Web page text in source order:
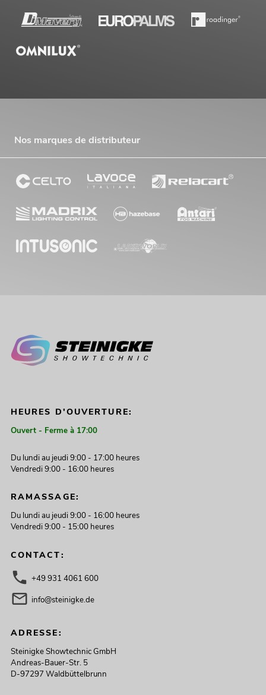
Nos marques de distributeur
HEURES D'OUVERTURE:
Ouvert - Ferme à 17:00
Du lundi au jeudi 9:00 - 17:00 heures
Vendredi 9:00 - 16:00 heures
RAMASSAGE:
Du lundi au jeudi 9:00 - 16:00 heures
Vendredi 9:00 - 15:00 heures
CONTACT:
+49 931 4061 600
info@steinigke.de
ADRESSE:
Steinigke Showtechnic GmbH
Andreas-Bauer-Str. 5
D-97297 Waldbüttelbrunn